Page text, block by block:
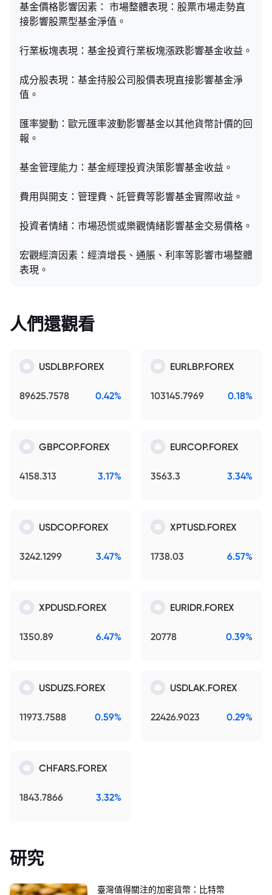
基金價格影響因素： 市場整體表現：股票市場走勢直
接影響股票型基金淨值。
行業板塊表現：基金投資行業板塊漲跌影響基金收益。
成分股表現：基金持股公司股價表現直接影響基金淨
值。
匯率變動：歐元匯率波動影響基金以其他貨幣計價的回
報。
基金管理能力：基金經理投資決策影響基金收益。
費用與開支：管理費、託管費等影響基金實際收益。
投資者情緒：市場恐慌或樂觀情緒影響基金交易價格。
宏觀經濟因素：經濟增長、通脹、利率等影響市場整體
表現。
人們還觀看
USDLBP.FOREX
89625.7578 0.42%
EURLBP.FOREX
103145.7969 0.18%
GBPCOP.FOREX
4158.313 3.17%
EURCOP.FOREX
3563.3 3.34%
USDCOP.FOREX
3242.1299 3.47%
XPTUSD.FOREX
1738.03 6.57%
XPDUSD.FOREX
1350.89 6.47%
EURIDR.FOREX
20778 0.39%
USDUZS.FOREX
11973.7588 0.59%
USDLAK.FOREX
22426.9023 0.29%
CHFARS.FOREX
1843.7866 3.32%
研究
臺灣值得關注的加密貨幣：比特幣